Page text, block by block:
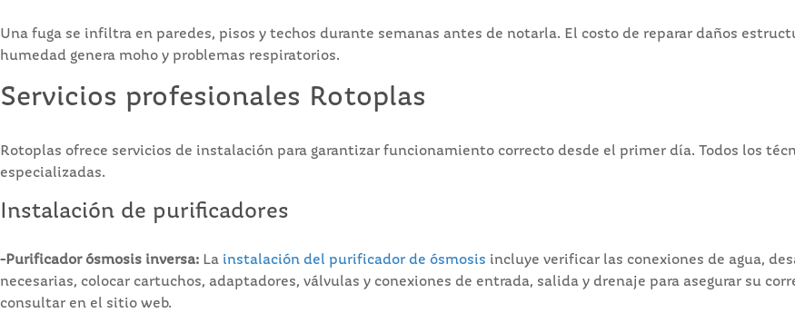
Una fuga se infiltra en paredes, pisos y techos durante semanas antes de notarla. El costo de reparar daños
humedad genera moho y problemas respiratorios.
Servicios profesionales Rotoplas
Rotoplas ofrece servicios de instalación para garantizar funcionamiento correcto desde el primer día. Todos los
especializadas.
Instalación de purificadores
-Purificador ósmosis inversa: La instalación del purificador de ósmosis incluye verificar las conexiones de agua,
necesarias, colocar cartuchos, adaptadores, válvulas y conexiones de entrada, salida y drenaje para asegurar su
consultar en el sitio web.